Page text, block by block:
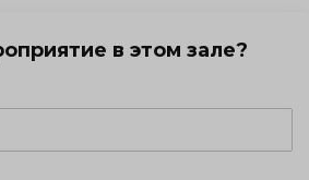
в этом зале?